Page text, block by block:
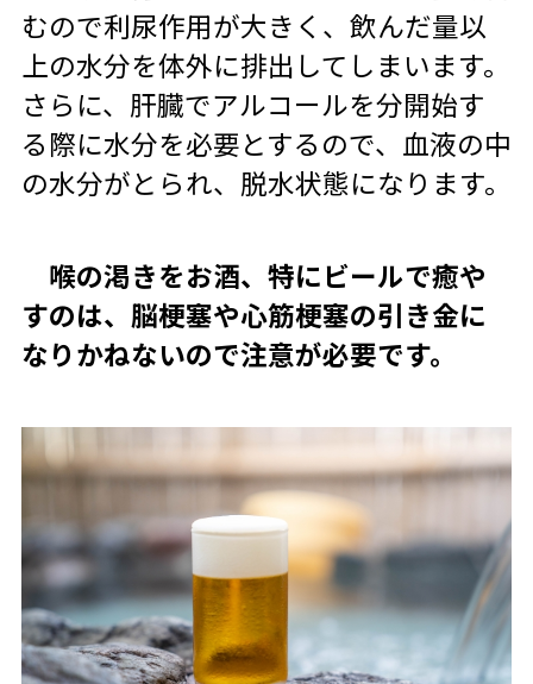
むので利尿作用が大きく、飲んだ量以
上の水分を体外に排出してしまいます。
さらに、肝臓でアルコールを分開始す
る際に水分を必要とするので、血液の中
の水分がとられ、脱水状態になります。
喉の渇きをお酒、特にビールで癒や
すのは、脳梗塞や心筋梗塞の引き金に
なりかねないので注意が必要です。